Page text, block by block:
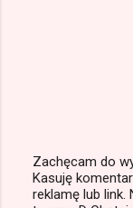
P
r
Zachęcam do
Kasuję
reklamę lub